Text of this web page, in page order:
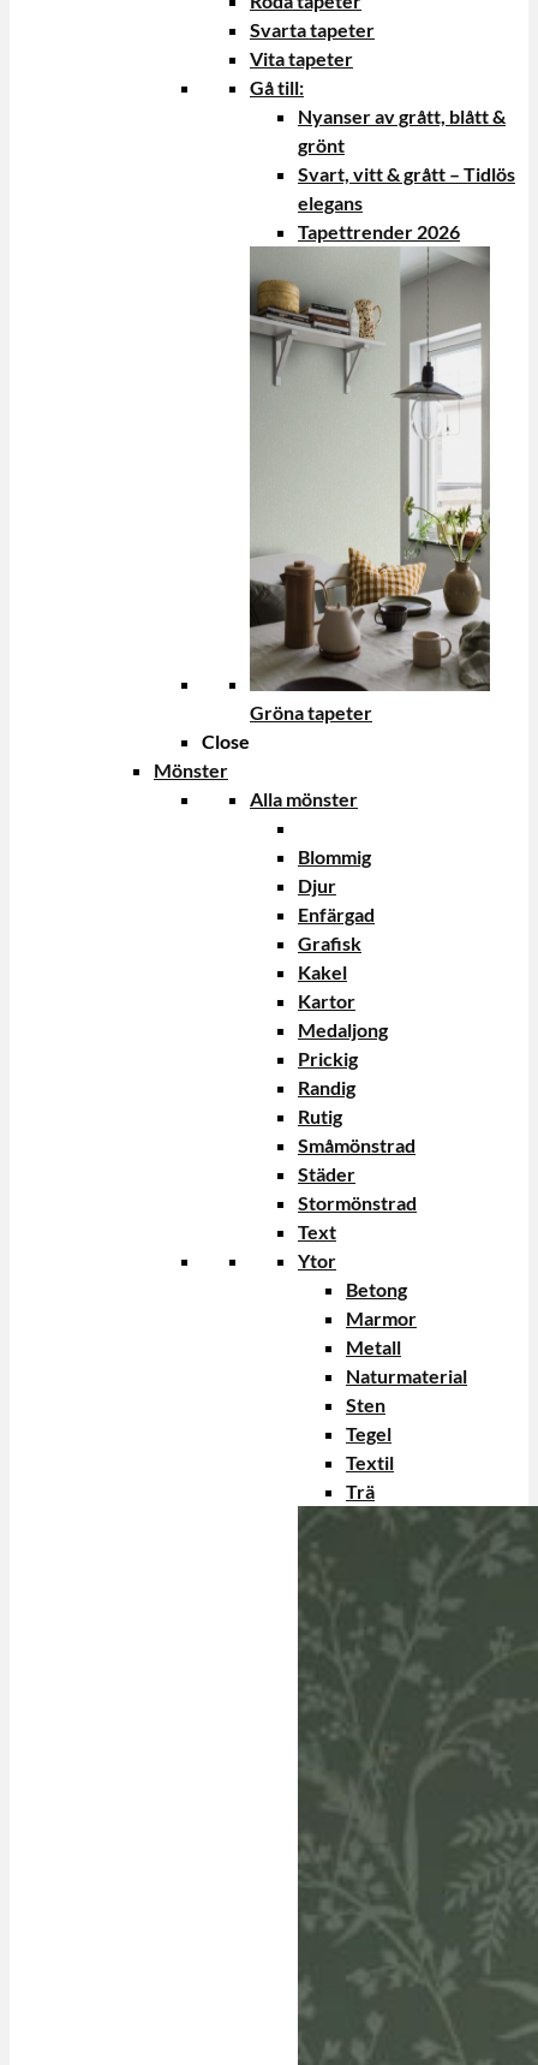
Svarta tapeter
Vita tapeter
Gå till:
Nyanser av grått, blått &
grönt
Svart, vitt & grått – Tidlös
elegans
Tapettrender 2026
Gröna tapeter
Close
Mönster
Alla mönster
Blommig
Djur
Enfärgad
Grafisk
Kakel
Kartor
Medaljong
Prickig
Randig
Rutig
Småmönstrad
Städer
Stormönstrad
Text
Ytor
Betong
Marmor
Metall
Naturmaterial
Sten
Tegel
Textil
Trä